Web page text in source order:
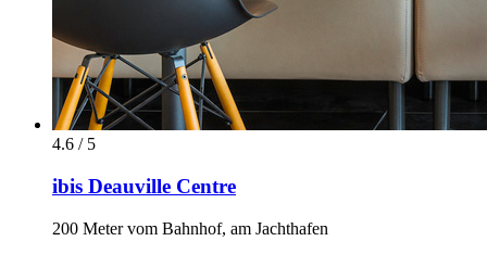
4.6 / 5
ibis Deauville Centre
200 Meter vom Bahnhof, am Jachthafen